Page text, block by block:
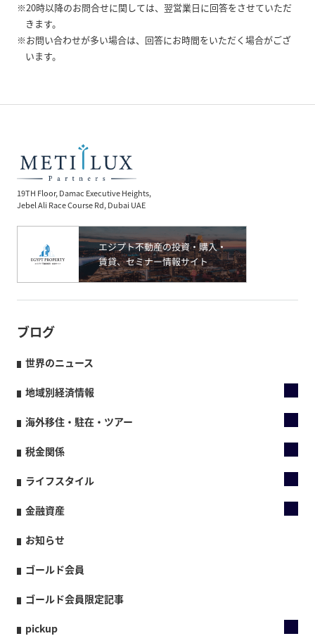
※20時以降のお問合せに関しては、翌営業日に回答をさせていただ
きます。
※お問い合わせが多い場合は、回答にお時間をいただく場合がござ
います。
19TH Floor, Damac Executive Heights,
Jebel Ali Race Course Rd, Dubai UAE
ブログ
世界のニュース
地域別経済情報
海外移住・駐在・ツアー
税金関係
ライフスタイル
金融資産
お知らせ
ゴールド会員
ゴールド会員限定記事
pickup